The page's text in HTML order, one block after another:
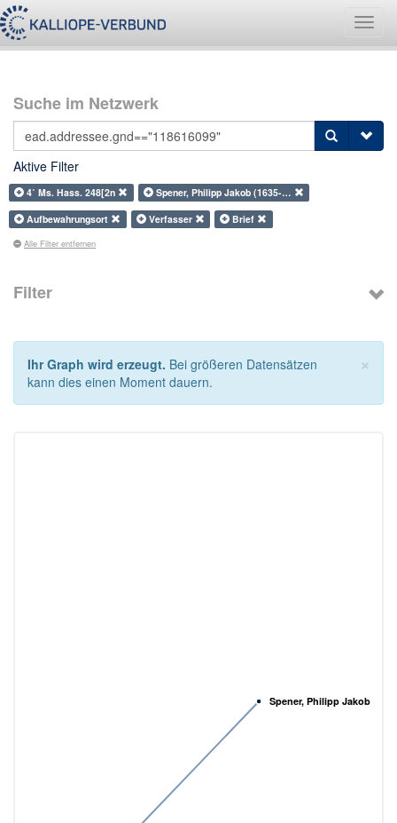
Suche im Netzwerk
Aktive Filter
4˚ Ms. Hass. 248[2n
Spener, Philipp Jakob (1635-…
Aufbewahrungsort
Verfasser Brief
Alle Filter entfernen
Filter
×
Ihr Graph wird erzeugt. Bei größeren Datensätzen
kann dies einen Moment dauern.
Spener, Philipp Jakob